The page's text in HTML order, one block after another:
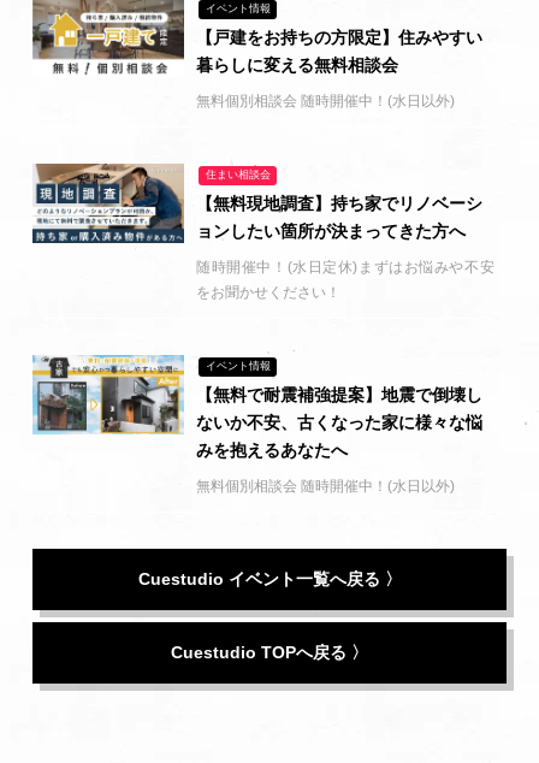
イベント情報
【戸建をお持ちの方限定】住みやすい
暮らしに変える無料相談会
無料個別相談会 随時開催中！(水日以外)
住まい相談会
【無料現地調査】持ち家でリノベーシ
ョンしたい箇所が決まってきた方へ
随時開催中！(水日定休)まずはお悩みや不安
をお聞かせください！
イベント情報
【無料で耐震補強提案】地震で倒壊し
ないか不安、古くなった家に様々な悩
みを抱えるあなたへ
無料個別相談会 随時開催中！(水日以外)
Cuestudio イベント一覧へ戻る 〉
Cuestudio TOPへ戻る 〉